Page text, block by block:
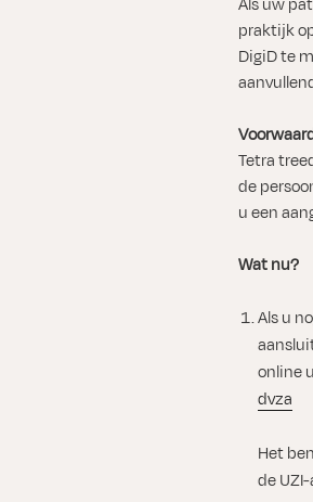
Als uw
praktijk
DigiD te
Tetra
de
u een
Wat nu?
Als u
online
dvza
Het
de